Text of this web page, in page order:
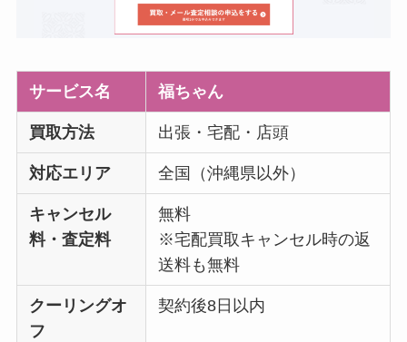
サービス名 福ちゃん
買取方法 出張・宅配・店頭
対応エリア 全国（沖縄県以外）
キャンセル
料・査定料
無料
※宅配買取キャンセル時の返
送料も無料
クーリングオ
フ
契約後8日以内